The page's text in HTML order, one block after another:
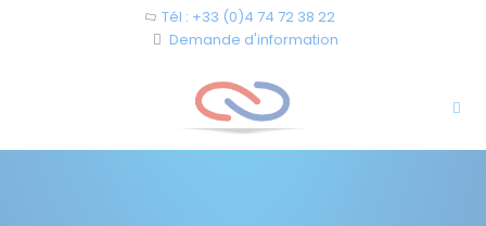
Tél : +33 (0)4 74 72 38 22
Demande d'information
Cookies management panel